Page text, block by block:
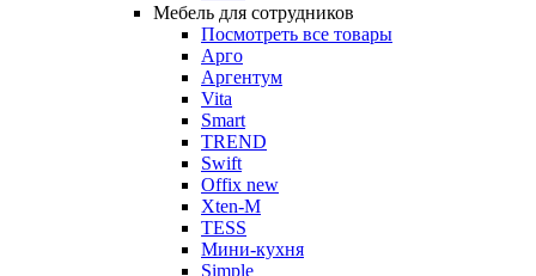
Мебель для сотрудников
Посмотреть все товары
Арго
Аргентум
Vita
Smart
TREND
Swift
Offix new
Xten-M
TESS
Мини-кухня
Simple